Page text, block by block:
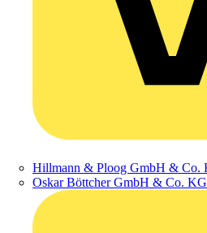
Hillmann & Ploog GmbH & Co.
Oskar Böttcher GmbH & Co. KG